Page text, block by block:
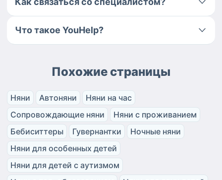
Что такое YouHelp?
Похожие страницы
Няни Автоняни
Няни на час
Сопровождающие няни
Няни с проживанием
Бебиситтеры
Гувернантки
Ночные няни
Няни для особенных детей
Няни для детей с аутизмом